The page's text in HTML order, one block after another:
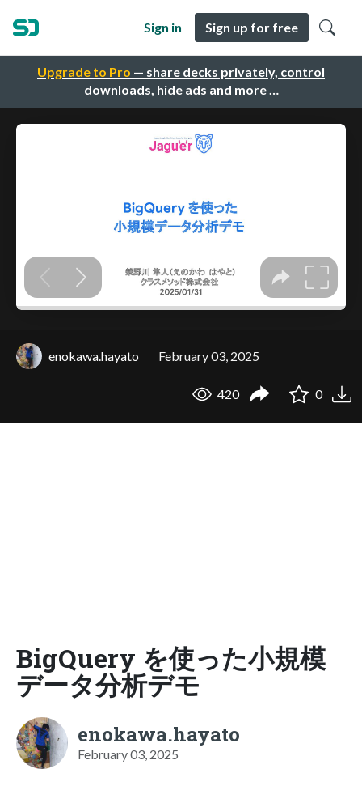
Upgrade to Pro — share decks privately, control
downloads, hide ads and more …
Sign in Sign up for free
enokawa.hayato February 03, 2025
420 0
BigQuery を使った小規模
データ分析デモ
enokawa.hayato
February 03, 2025